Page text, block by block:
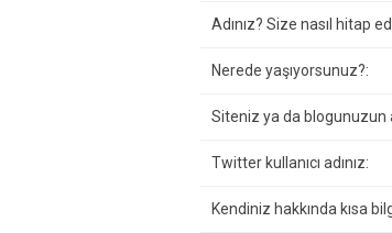
Adınız? Size nasıl hitap
Nerede yaşıyorsunuz?:
Siteniz ya da blogunuzun
Twitter kullanıcı adınız:
Kendiniz hakkında kısa